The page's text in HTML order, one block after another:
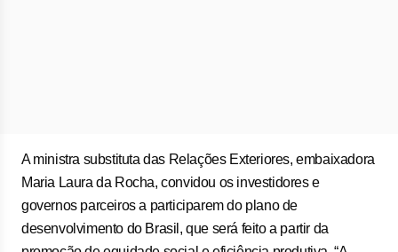
A ministra substituta das Relações Exteriores, embaixadora
Maria Laura da Rocha, convidou os investidores e
governos parceiros a participarem do plano de
desenvolvimento do Brasil, que será feito a partir da